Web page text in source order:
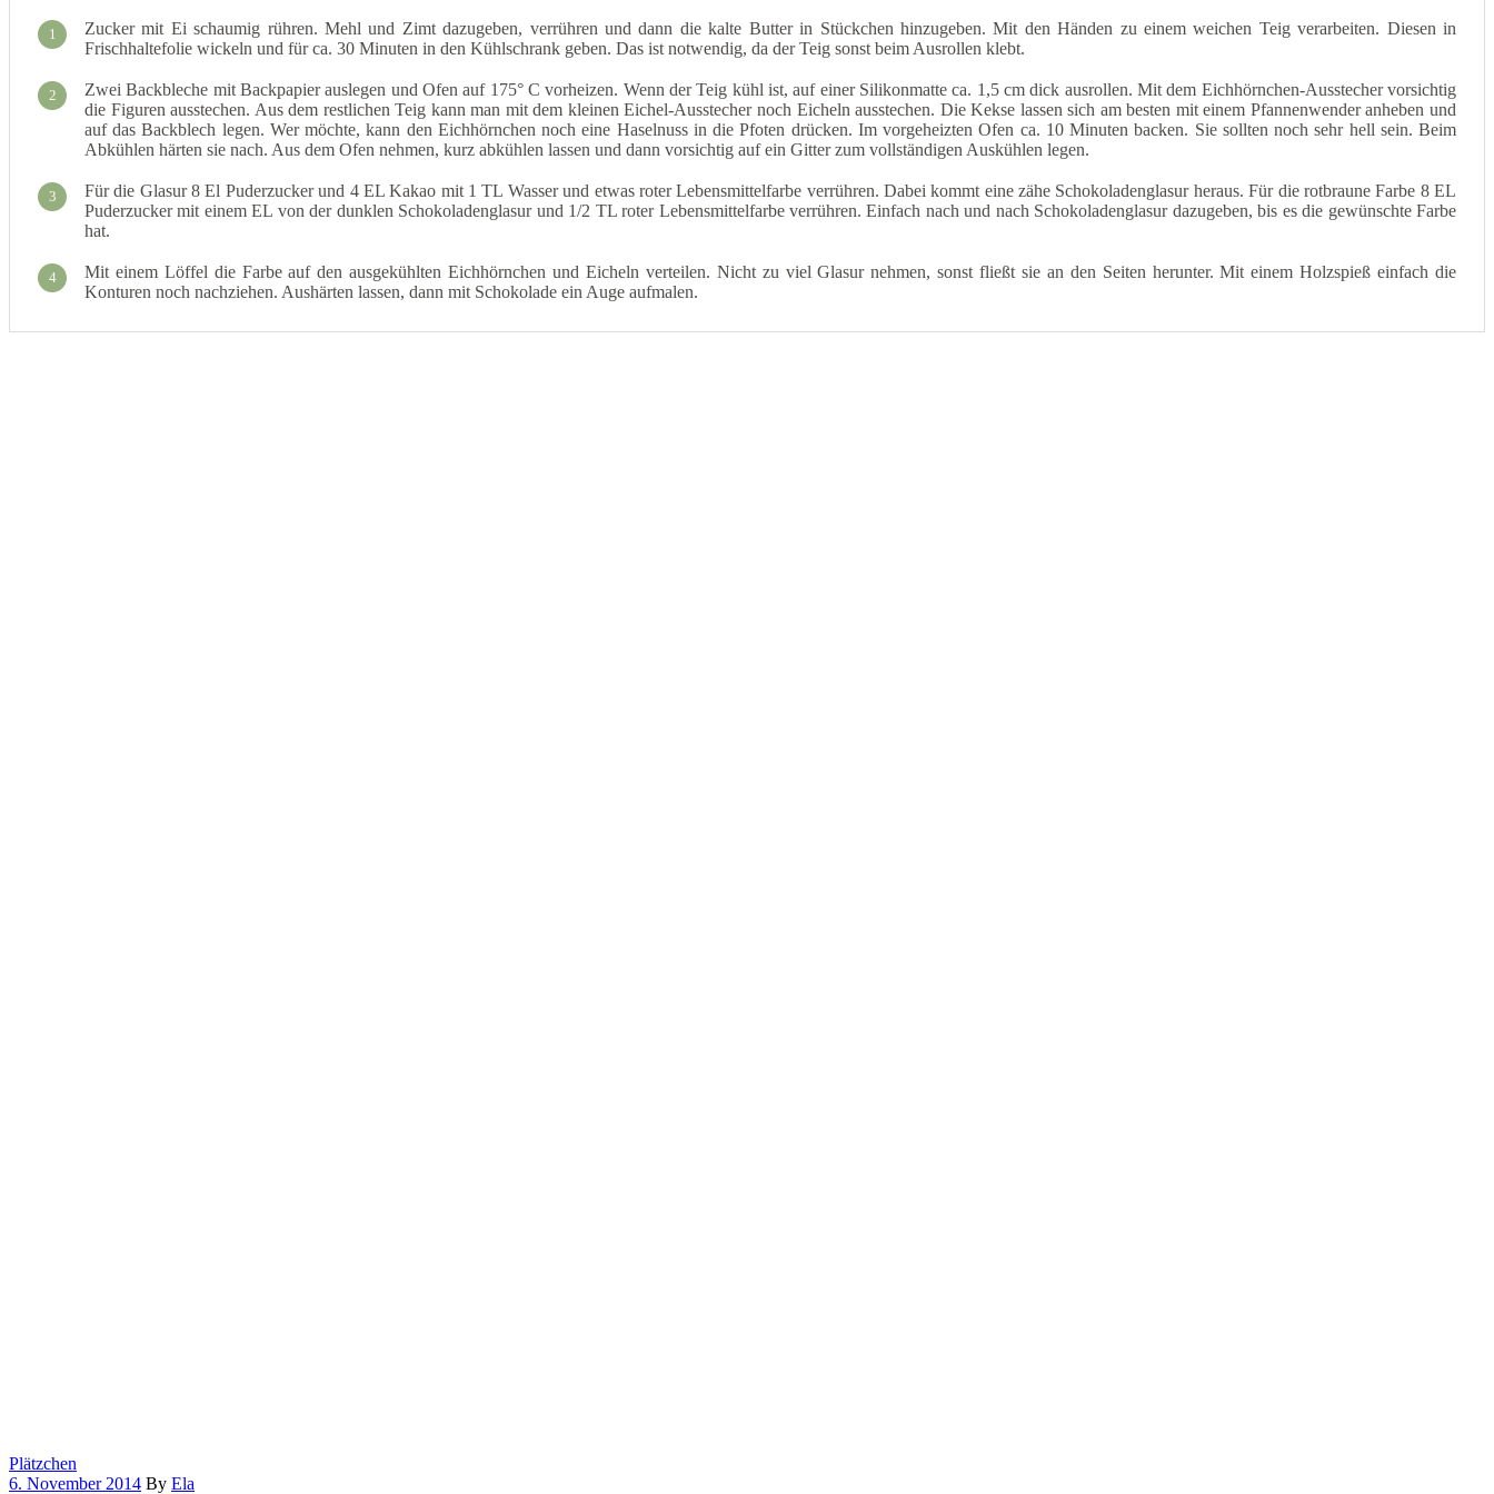
1
Zucker mit Ei schaumig rühren. Mehl und Zimt dazugeben, verrühren und dann die kalte Butter in Stückchen hinzugeben. Mit den Händen zu einem weichen Teig verarbeiten. Diesen in
Frischhaltefolie wickeln und für ca. 30 Minuten in den Kühlschrank geben. Das ist notwendig, da der Teig sonst beim Ausrollen klebt.
2
Zwei Backbleche mit Backpapier auslegen und Ofen auf 175° C vorheizen. Wenn der Teig kühl ist, auf einer Silikonmatte ca. 1,5 cm dick ausrollen. Mit dem Eichhörnchen-Ausstecher vorsichtig
die Figuren ausstechen. Aus dem restlichen Teig kann man mit dem kleinen Eichel-Ausstecher noch Eicheln ausstechen. Die Kekse lassen sich am besten mit einem Pfannenwender anheben und
auf das Backblech legen. Wer möchte, kann den Eichhörnchen noch eine Haselnuss in die Pfoten drücken. Im vorgeheizten Ofen ca. 10 Minuten backen. Sie sollten noch sehr hell sein. Beim
Abkühlen härten sie nach. Aus dem Ofen nehmen, kurz abkühlen lassen und dann vorsichtig auf ein Gitter zum vollständigen Auskühlen legen.
3
Für die Glasur 8 El Puderzucker und 4 EL Kakao mit 1 TL Wasser und etwas roter Lebensmittelfarbe verrühren. Dabei kommt eine zähe Schokoladenglasur heraus. Für die rotbraune Farbe 8 EL
Puderzucker mit einem EL von der dunklen Schokoladenglasur und 1/2 TL roter Lebensmittelfarbe verrühren. Einfach nach und nach Schokoladenglasur dazugeben, bis es die gewünschte Farbe
hat.
4
Mit einem Löffel die Farbe auf den ausgekühlten Eichhörnchen und Eicheln verteilen. Nicht zu viel Glasur nehmen, sonst fließt sie an den Seiten herunter. Mit einem Holzspieß einfach die
Konturen noch nachziehen. Aushärten lassen, dann mit Schokolade ein Auge aufmalen.
Plätzchen
6. November 2014 By Ela